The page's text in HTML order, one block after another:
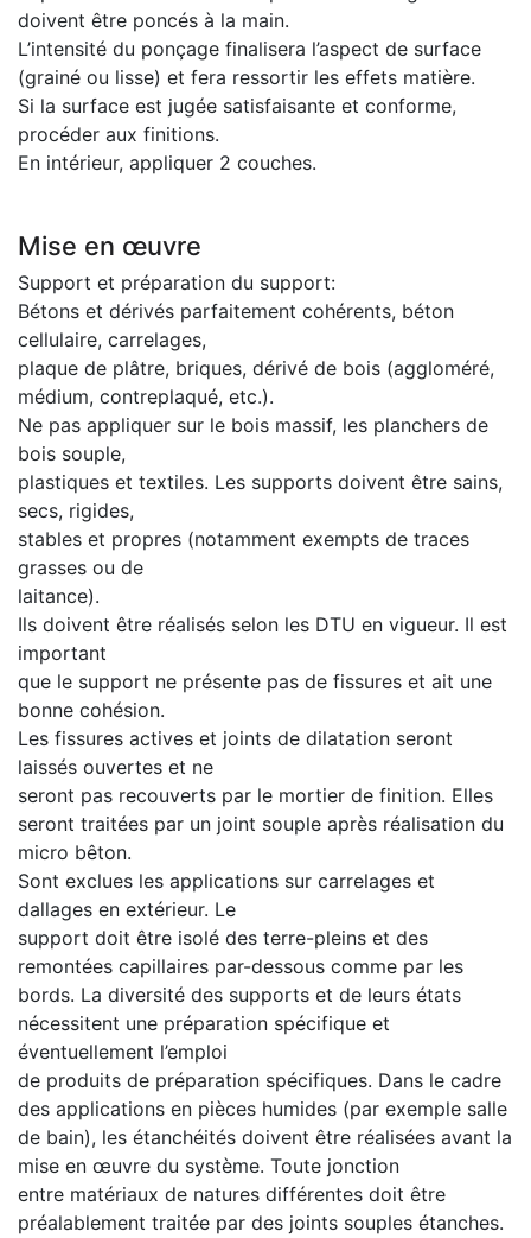
doivent être poncés à la main.
L’intensité du ponçage finalisera l’aspect de surface
(grainé ou lisse) et fera ressortir les effets matière.
Si la surface est jugée satisfaisante et conforme,
procéder aux finitions.
En intérieur, appliquer 2 couches.
Mise en œuvre
Support et préparation du support:
Bétons et dérivés parfaitement cohérents, béton
cellulaire, carrelages,
plaque de plâtre, briques, dérivé de bois (aggloméré,
médium, contreplaqué, etc.).
Ne pas appliquer sur le bois massif, les planchers de
bois souple,
plastiques et textiles. Les supports doivent être sains,
secs, rigides,
stables et propres (notamment exempts de traces
grasses ou de
laitance).
Ils doivent être réalisés selon les DTU en vigueur. Il est
important
que le support ne présente pas de fissures et ait une
bonne cohésion.
Les fissures actives et joints de dilatation seront
laissés ouvertes et ne
seront pas recouverts par le mortier de finition. Elles
seront traitées par un joint souple après réalisation du
micro bêton.
Sont exclues les applications sur carrelages et
dallages en extérieur. Le
support doit être isolé des terre-pleins et des
remontées capillaires par-dessous comme par les
bords. La diversité des supports et de leurs états
nécessitent une préparation spécifique et
éventuellement l’emploi
de produits de préparation spécifiques. Dans le cadre
des applications en pièces humides (par exemple salle
de bain), les étanchéités doivent être réalisées avant la
mise en œuvre du système. Toute jonction
entre matériaux de natures différentes doit être
préalablement traitée par des joints souples étanches.